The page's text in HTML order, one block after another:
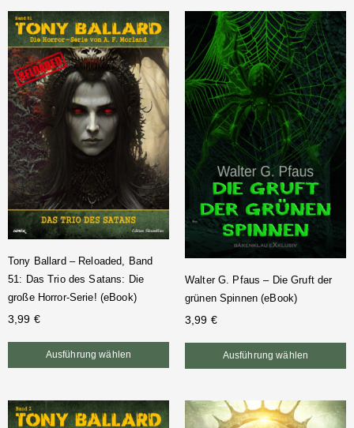
Tony Ballard – Reloaded, Band
51: Das Trio des Satans: Die
große Horror-Serie! (eBook)
3,99 €
Ausführung wählen
Walter G. Pfaus – Die Gruft der
grünen Spinnen (eBook)
3,99 €
Ausführung wählen